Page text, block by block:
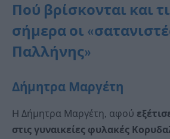
Πού βρίσκονται και
σήμερα οι
Παλλήνης»
Δήμητρα Μαργέτη
H Δήμητρα Μαργέτη, αφού
στις γυναικείες φυλακές